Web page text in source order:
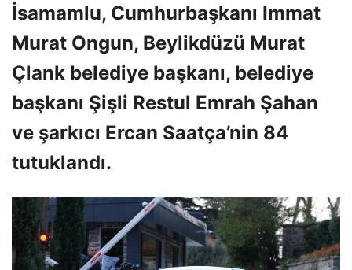
İsamamlu, Cumhurbaşkanı Immat
Murat Ongun, Beylikdüzü Murat
Çlank belediye başkanı, belediye
başkanı Şişli Restul Emrah Şahan
ve şarkıcı Ercan Saatça’nin 84
tutuklandı.